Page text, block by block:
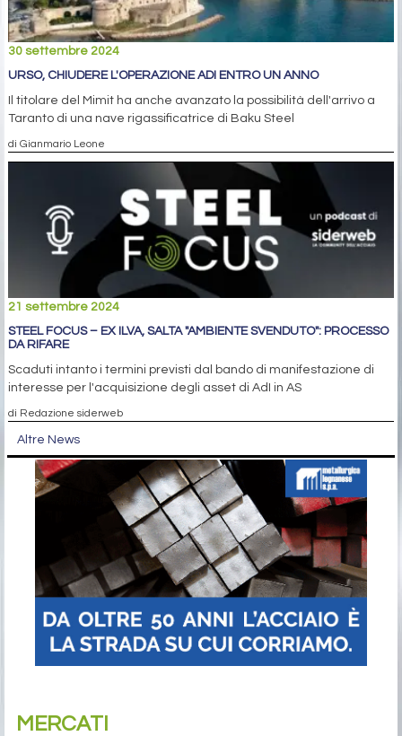
30 settembre 2024
URSO, CHIUDERE L'OPERAZIONE ADI ENTRO UN ANNO
Il titolare del Mimit ha anche avanzato la possibilità dell'arrivo a
Taranto di una nave rigassificatrice di Baku Steel
di Gianmario Leone
21 settembre 2024
STEEL FOCUS – EX ILVA, SALTA "AMBIENTE SVENDUTO": PROCESSO
DA RIFARE
Scaduti intanto i termini previsti dal bando di manifestazione di
interesse per l'acquisizione degli asset di AdI in AS
di Redazione siderweb
Altre News
MERCATI